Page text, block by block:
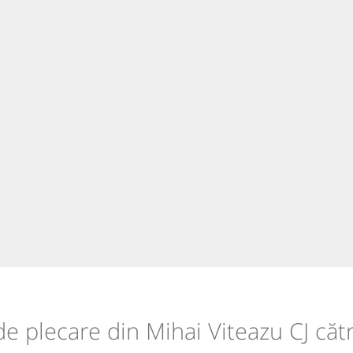
plecare din Mihai Viteazu CJ